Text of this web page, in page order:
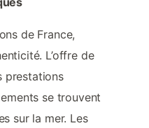
de France,
L’offre de
prestations
se trouvent
sur la mer. Les